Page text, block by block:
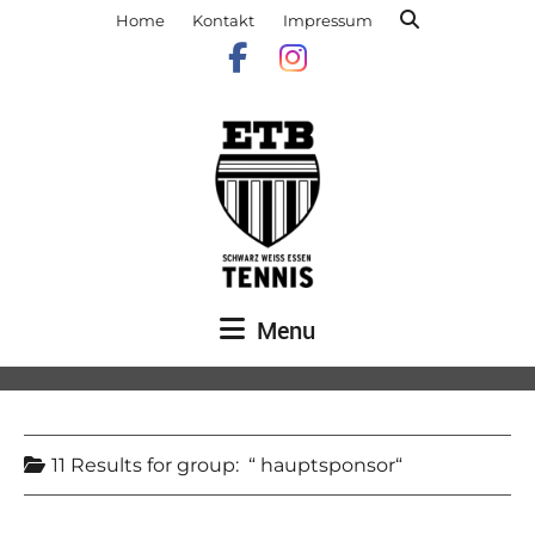
Home Kontakt Impressum
Menu
11 Results for group: hauptsponsor